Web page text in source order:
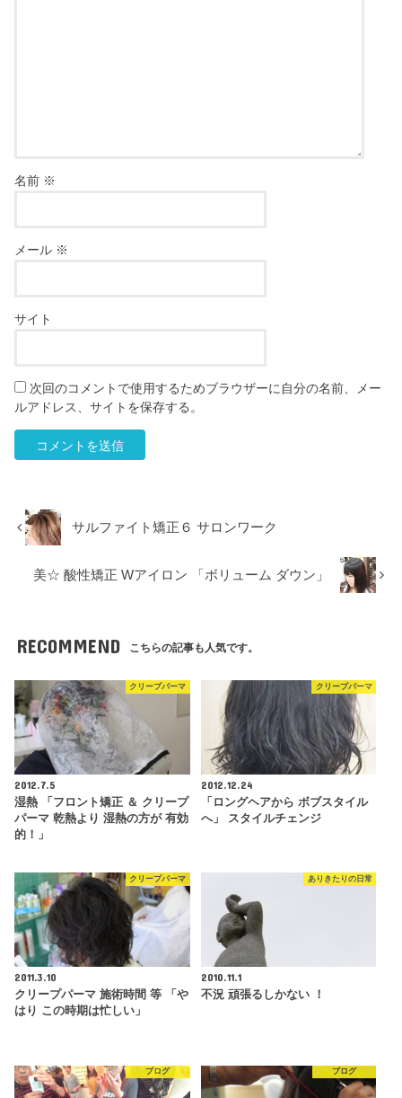
名前 ※
メール ※
サイト
次回のコメントで使用するためブラウザーに自分の名前、メー
ルアドレス、サイトを保存する。
サルファイト矯正６ サロンワーク
美☆ 酸性矯正 Wアイロン 「ボリューム ダウン」
RECOMMEND こちらの記事も人気です。
クリープパーマ
2012.7.5
湿熱 「フロント矯正 ＆ クリープ
パーマ 乾熱より 湿熱の方が 有効
的！」
クリープパーマ
2012.12.24
「ロングヘアから ボブスタイル
へ」 スタイルチェンジ
クリープパーマ
2011.3.10
クリープパーマ 施術時間 等 「や
はり この時期は忙しい」
ありきたりの日常
2010.11.1
不況 頑張るしかない ！
ブログ ブログ